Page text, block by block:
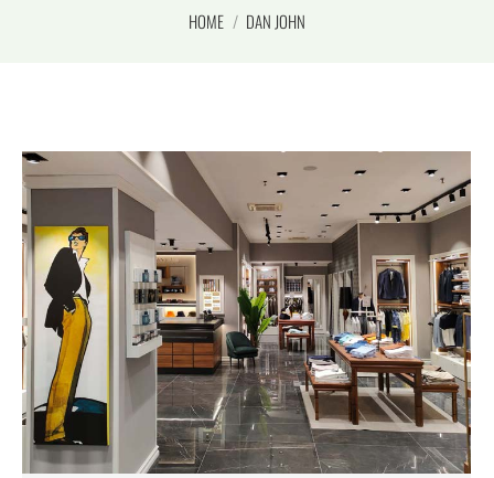
Tu sei qui:
HOME DAN JOHN